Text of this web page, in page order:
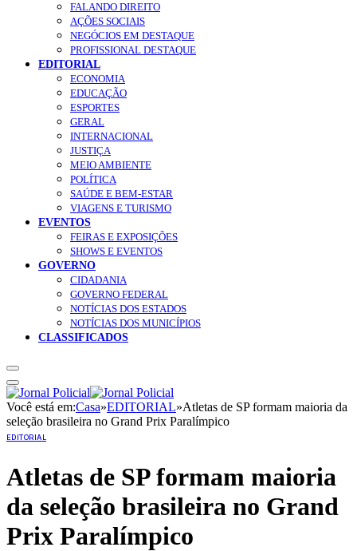
FALANDO DIREITO
AÇÕES SOCIAIS
NEGÓCIOS EM DESTAQUE
PROFISSIONAL DESTAQUE
EDITORIAL
ECONOMIA
EDUCAÇÃO
ESPORTES
GERAL
INTERNACIONAL
JUSTIÇA
MEIO AMBIENTE
POLÍTICA
SAÚDE E BEM-ESTAR
VIAGENS E TURISMO
EVENTOS
FEIRAS E EXPOSIÇÕES
SHOWS E EVENTOS
GOVERNO
CIDADANIA
GOVERNO FEDERAL
NOTÍCIAS DOS ESTADOS
NOTÍCIAS DOS MUNICÍPIOS
CLASSIFICADOS
Você está em:Casa»EDITORIAL»Atletas de SP formam maioria da
seleção brasileira no Grand Prix Paralímpico
EDITORIAL
Atletas de SP formam maioria
da seleção brasileira no Grand
Prix Paralímpico